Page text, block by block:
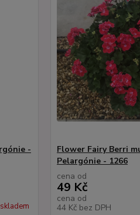
-
Flower Fairy Berri
Pelargónie - 1266
cena od
49 Kč
cena od
44 Kč bez DPH